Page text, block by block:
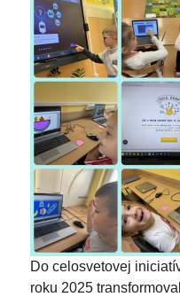
Do celosvetovej
roku 2025